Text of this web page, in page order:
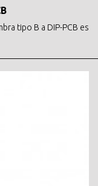
tipo B a DIP-PCB es